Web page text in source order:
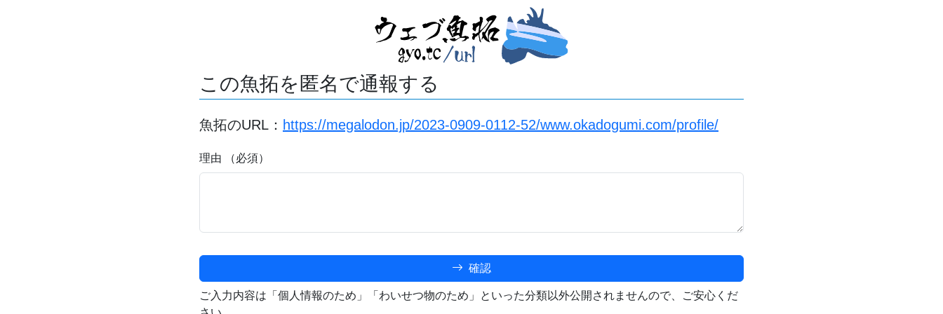
この魚拓を匿名で通報する
魚拓のURL： https://megalodon.jp/2023-0909-0112-52/www.okadogumi.com/profile/
理由 （必須）
確認
ご入力内容は「個人情報のため」「わいせつ物のため」といった分類以外公開されませんので、ご安心くだ